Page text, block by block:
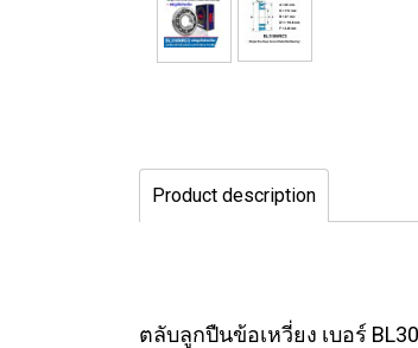
Product description
ตลับลูกปืนข้อเหวี่ยง เบอร์